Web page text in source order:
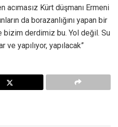
acımasız Kürt düşmanı Ermeni
da borazanlığını yapan bir
bizim derdimiz bu. Yol değil. Su
ve yapılıyor, yapılacak”